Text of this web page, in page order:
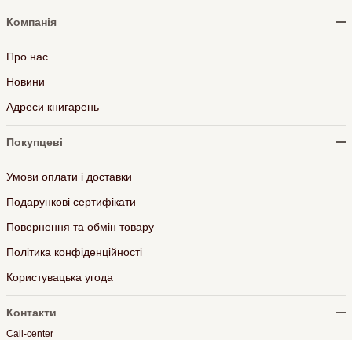
Компанія
Про нас
Новини
Адреси книгарень
Покупцеві
Умови оплати і доставки
Подарункові сертифікати
Повернення та обмін товару
Політика конфіденційності
Користувацька угода
Контакти
Call-center